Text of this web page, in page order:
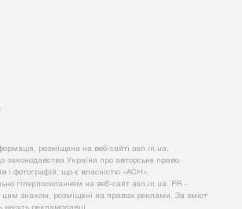
розміщена на веб-сайті asn.in.ua,
законодавства України про авторське право.
і фотографій, що є власністю «АСН»,
гіперпосиланням на веб-сайт asn.іn.ua. PR -
цим знаком, розміщені на правах реклами. За зміст